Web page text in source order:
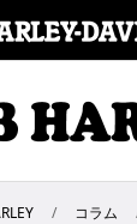
コラム